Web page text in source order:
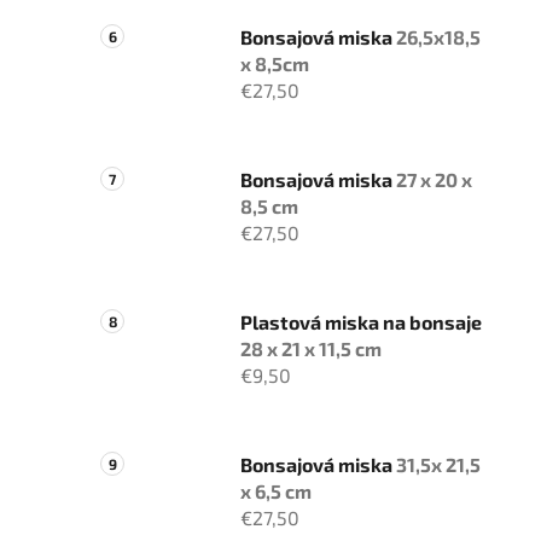
Bonsajová miska26,5x18,5
x 8,5cm
€27,50
Bonsajová miska27 x 20 x
8,5 cm
€27,50
Plastová miska na bonsaje
28 x 21 x 11,5 cm
€9,50
Bonsajová miska31,5x 21,5
x 6,5 cm
€27,50